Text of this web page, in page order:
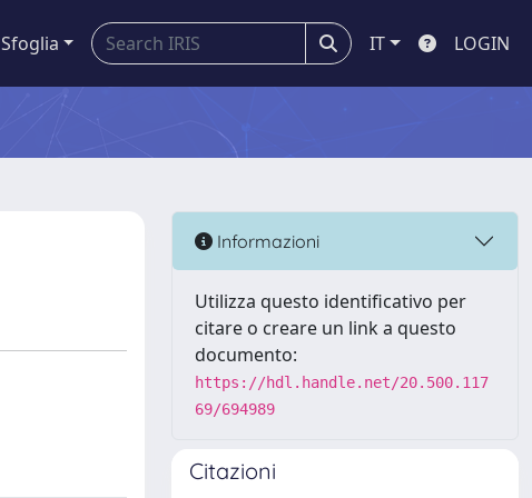
Sfoglia IT LOGIN
Informazioni
Utilizza questo identificativo per
citare o creare un link a questo
documento:
https://hdl.handle.net/20.500.117
69/694989
Citazioni